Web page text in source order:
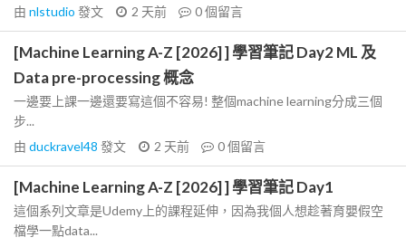
由 nlstudio 發文 2 天前 0個留言
[Machine Learning A-Z [2026] ] 學習筆記 Day2 ML 及
Data pre-processing 概念
一邊要上課一邊還要寫這個不容易! 整個machine learning分成三個
步...
由 duckravel48 發文 2 天前 0個留言
[Machine Learning A-Z [2026] ] 學習筆記 Day1
這個系列文章是Udemy上的課程延伸，因為我個人想趁著育嬰假空
檔學一點data...